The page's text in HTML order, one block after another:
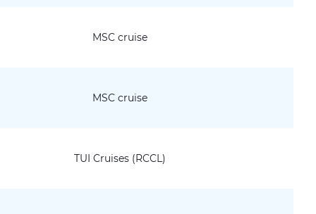
MSC cruise
MSC cruise
TUI Cruises (RCCL)